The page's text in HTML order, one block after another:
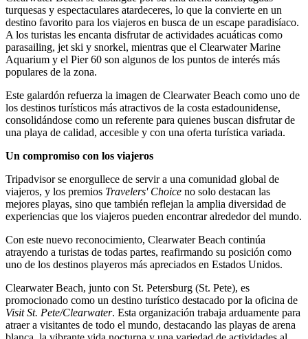
turquesas y espectaculares atardeceres, lo que la convierte en un
destino favorito para los viajeros en busca de un escape paradisíaco.
A los turistas les encanta disfrutar de actividades acuáticas como
parasailing, jet ski y snorkel, mientras que el Clearwater Marine
Aquarium y el Pier 60 son algunos de los puntos de interés más
populares de la zona.
Este galardón refuerza la imagen de Clearwater Beach como uno de
los destinos turísticos más atractivos de la costa estadounidense,
consolidándose como un referente para quienes buscan disfrutar de
una playa de calidad, accesible y con una oferta turística variada.
Un compromiso con los viajeros
Tripadvisor se enorgullece de servir a una comunidad global de
viajeros, y los premios Travelers' Choice no solo destacan las
mejores playas, sino que también reflejan la amplia diversidad de
experiencias que los viajeros pueden encontrar alrededor del mundo.
Con este nuevo reconocimiento, Clearwater Beach continúa
atrayendo a turistas de todas partes, reafirmando su posición como
uno de los destinos playeros más apreciados en Estados Unidos.
Clearwater Beach, junto con St. Petersburg (St. Pete), es
promocionado como un destino turístico destacado por la oficina de
Visit St. Pete/Clearwater. Esta organización trabaja arduamente para
atraer a visitantes de todo el mundo, destacando las playas de arena